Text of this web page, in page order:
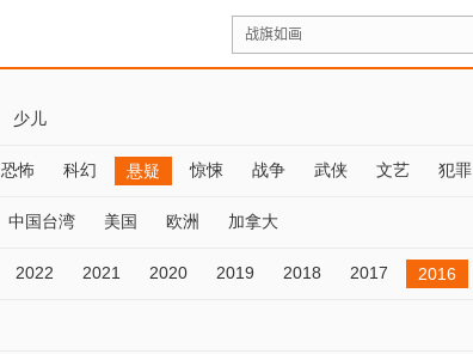
少儿
恐怖 科幻 悬疑 惊悚 战争 武侠 文艺 犯罪
中国台湾 美国 欧洲 加拿大
2022 2021 2020 2019 2018 2017 2016